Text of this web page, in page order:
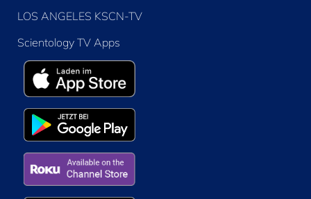
LOS ANGELES KSCN-TV
Scientology TV Apps